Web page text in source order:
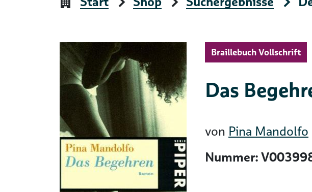
Braillebuch Vollschrift
Das
von Pina Mandolfo
Nummer: